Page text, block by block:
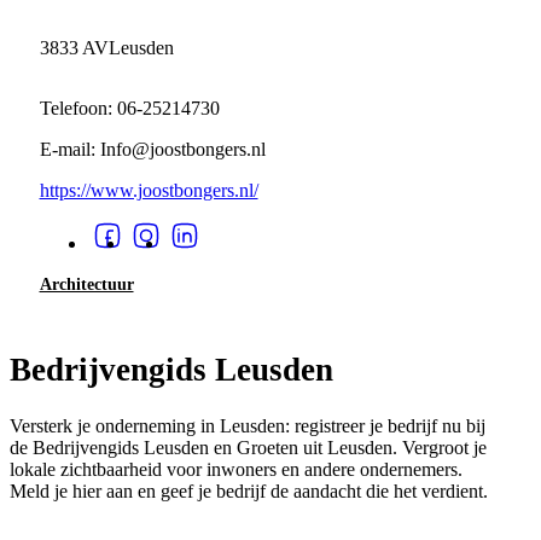
3833 AVLeusden
Telefoon: 06-25214730
E-mail: Info@joostbongers.nl
https://www.joostbongers.nl/
Architectuur
Bedrijvengids Leusden
Versterk je onderneming in Leusden: registreer je bedrijf nu bij
de Bedrijvengids Leusden en Groeten uit Leusden. Vergroot je
lokale zichtbaarheid voor inwoners en andere ondernemers.
Meld je hier aan en geef je bedrijf de aandacht die het verdient.